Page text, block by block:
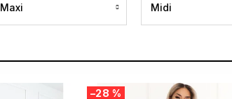
Maxi Midi
–28 %